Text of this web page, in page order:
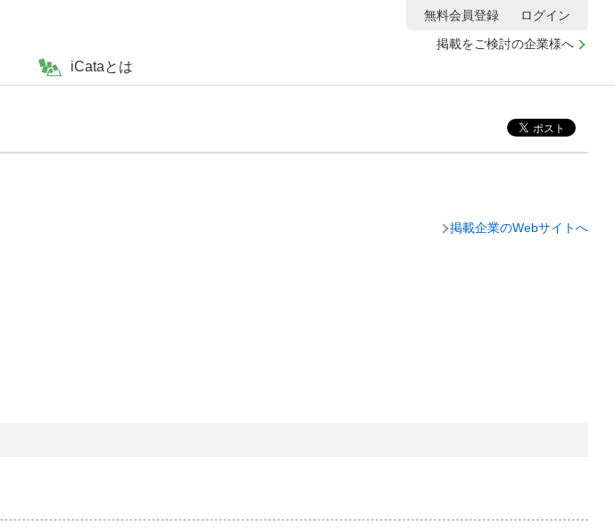
iCataとは
掲載をご検討の企業様へ
無料会員登録 ログイン
掲載企業のWebサイトへ